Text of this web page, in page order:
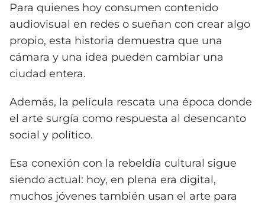
Para quienes hoy consumen contenido
audiovisual en redes o sueñan con crear algo
propio, esta historia demuestra que una
cámara y una idea pueden cambiar una
ciudad entera.
Además, la película rescata una época donde
el arte surgía como respuesta al desencanto
social y político.
Esa conexión con la rebeldía cultural sigue
siendo actual: hoy, en plena era digital,
muchos jóvenes también usan el arte para